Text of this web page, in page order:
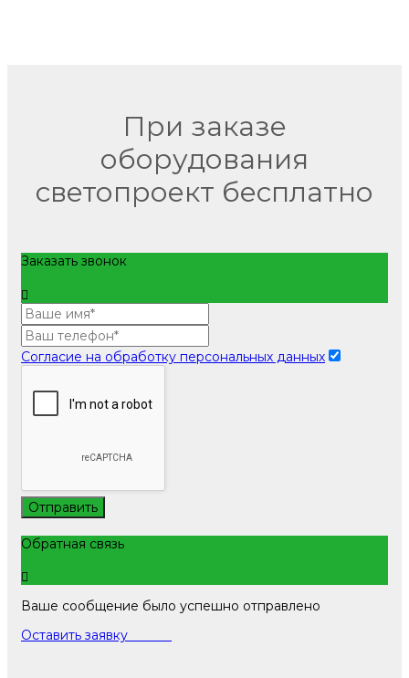
При заказе
оборудования
светопроект бесплатно
Заказать звонок
Согласие на обработку персональных данных
Отправить
Обратная связь
Ваше сообщение было успешно отправлено
Оставить заявку